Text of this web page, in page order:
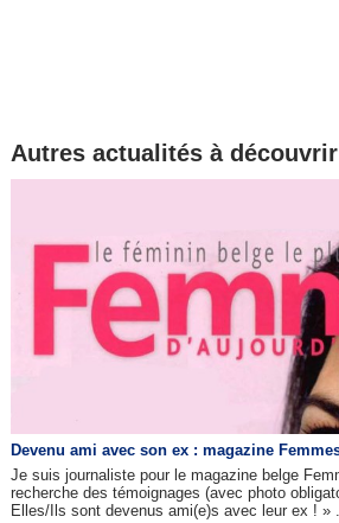
Autres actualités à découvrir
Devenu ami avec son ex : magazine
Je suis journaliste pour le magazine belge
recherche des témoignages (avec photo
Elles/Ils sont devenus ami(e)s avec leur ex ! »